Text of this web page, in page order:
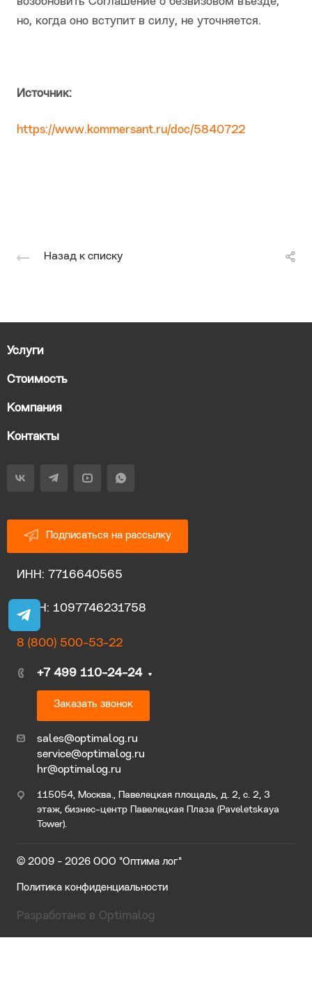
но, когда оно вступит в силу, не уточняется.
Источник:
https://www.kommersant.ru/doc/5840722
Назад к списку
Услуги
Стоимость
Компания
Контакты
Подписаться на рассылку
ИНН: 7716640565
ОГРН: 1097746231758
8 (800) 500-53-22
+7 499 110-24-24
Заказать звонок
sales@optimalog.ru
service@optimalog.ru
hr@optimalog.ru
115054, Москва., Павелецкая площадь, д. 2, с. 2, 3
этаж, бизнес-центр Павелецкая Плаза (Paveletskaya
Tower).
© 2009 - 2026 ООО "Оптима лог"
Политика конфиденциальности
Разработано в Optimalog